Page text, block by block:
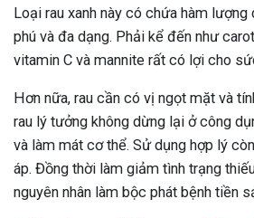
Loại rau xanh này có chứa hàm
phú và đa dạng. Phải kể đến như
vitamin C và mannite rất có lợi cho
Hơn nữa, rau cần có vị ngọt mặt và
rau lý tưởng không dừng lại ở công
và làm mát cơ thể. Sử dụng hợp lý
áp. Đồng thời làm giảm tình trạng
nguyên nhân làm bộc phát bệnh tiền